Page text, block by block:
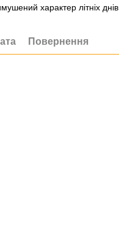
характер літніх днів
Повернення